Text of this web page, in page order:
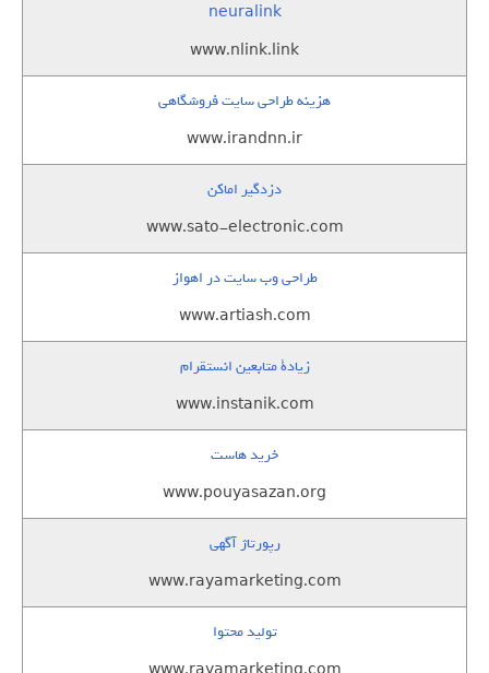
neuralink
www.nlink.link
هزینه طراحی سایت فروشگاهی
www.irandnn.ir
دزدگیر اماکن
www.sato-electronic.com
طراحی وب سایت در اهواز
www.artiash.com
زيادة متابعين انستقرام
www.instanik.com
خرید هاست
www.pouyasazan.org
رپورتاژ آگهی
www.rayamarketing.com
تولید محتوا